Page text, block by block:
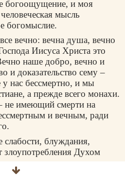
богоощущение, и моя
мысль
богомыслие.
вечно: вечна душа, вечно
Иисуса Христа это
наше добро, вечно и
и доказательство сему –
нас бессмертно, и мы
а прежде всего монахи.
не имеющий смерти на
и вечным, ради
слабости, блуждания,
Духом
провести самые
нужна святоотеческая